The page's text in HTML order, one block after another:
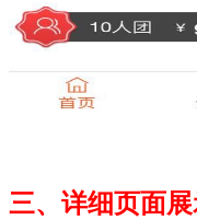
三、详细页面展